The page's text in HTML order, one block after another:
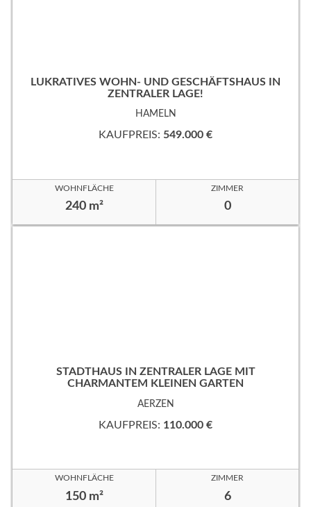
LUKRATIVES WOHN- UND GESCHÄFTSHAUS IN
ZENTRALER LAGE!
HAMELN
KAUFPREIS: 549.000 €
WOHNFLÄCHE
240 m²
ZIMMER
0
STADTHAUS IN ZENTRALER LAGE MIT
CHARMANTEM KLEINEN GARTEN
AERZEN
KAUFPREIS: 110.000 €
WOHNFLÄCHE
150 m²
ZIMMER
6